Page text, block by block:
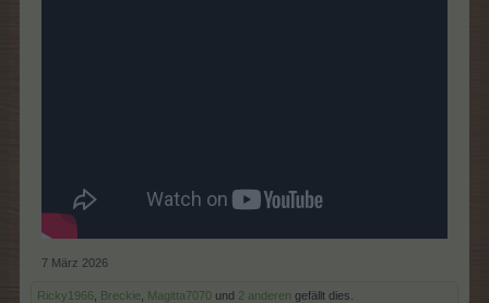
7 März 2026
Ricky1966 Breckie Magitta7070 und 2 anderen gefällt dies.